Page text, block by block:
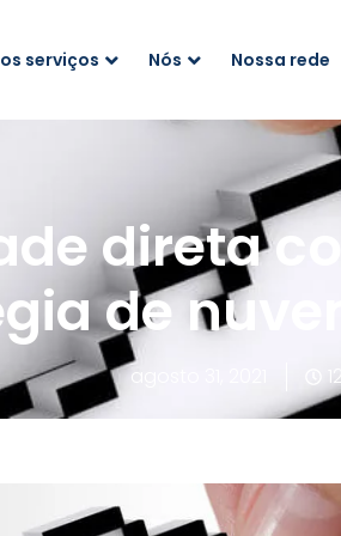
serviços Nós Nossa rede
direta
de
agosto 31, 2021